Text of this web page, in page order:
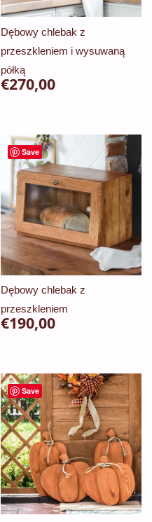
Dębowy chlebak z
przeszkleniem i wysuwaną
półką
€270,00
Save
Dębowy chlebak z
przeszkleniem
€190,00
Save